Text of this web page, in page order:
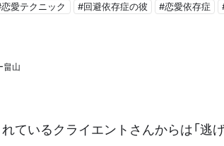
愛テクニック #回避依存症の彼 #恋愛依存症
畠山
ているクライエントさんからは「逃